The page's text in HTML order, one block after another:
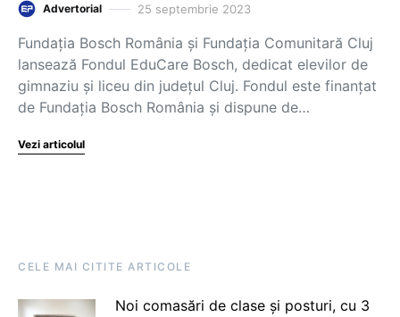
Advertorial 25 septembrie 2023
Fundația Bosch România și Fundația Comunitară Cluj
lansează Fondul EduCare Bosch, dedicat elevilor de
gimnaziu și liceu din județul Cluj. Fondul este finanțat
de Fundația Bosch România și dispune de…
Vezi articolul
CELE MAI CITITE ARTICOLE
Noi comasări de clase și posturi, cu 3